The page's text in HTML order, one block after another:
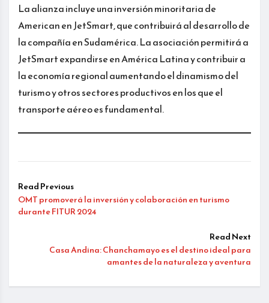
La alianza incluye una inversión minoritaria de
American en JetSmart, que contribuirá al desarrollo de
la compañía en Sudamérica. La asociación permitirá a
JetSmart expandirse en América Latina y contribuir a
la economía regional aumentando el dinamismo del
turismo y otros sectores productivos en los que el
transporte aéreo es fundamental.
Read Previous
OMT promoverá la inversión y colaboración en turismo
durante FITUR 2024
Read Next
Casa Andina: Chanchamayo es el destino ideal para
amantes de la naturaleza y aventura